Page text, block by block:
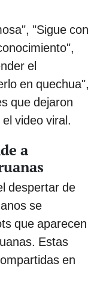
"Sigue con
el
en quechua",
que dejaron
video viral.
a
despertar de
se
que aparecen
Estas
en